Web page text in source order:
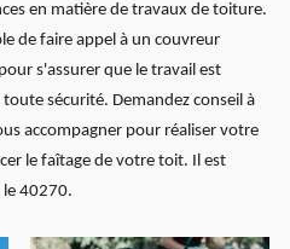
en matière de travaux de toiture.
de faire appel à un couvreur
s'assurer que le travail est
sécurité. Demandez conseil à
accompagner pour réaliser votre
le faîtage de votre toit. Il est
le 40270.